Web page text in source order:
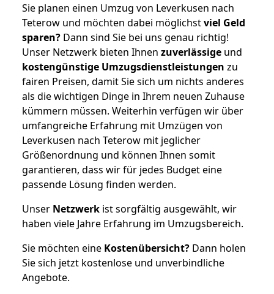
Sie planen einen Umzug von Leverkusen nach
Teterow und möchten dabei möglichstviel Geld
sparen? Dann sind Sie bei uns genau richtig!
Unser Netzwerk bieten Ihnen zuverlässige und
kostengünstige Umzugsdienstleistungen zu
fairen Preisen, damit Sie sich um nichts anderes
als die wichtigen Dinge in Ihrem neuen Zuhause
kümmern müssen. Weiterhin verfügen wir über
umfangreiche Erfahrung mit Umzügen von
Leverkusen nach Teterow mit jeglicher
Größenordnung und können Ihnen somit
garantieren, dass wir für jedes Budget eine
passende Lösung finden werden.
Unser Netzwerk ist sorgfältig ausgewählt, wir
haben viele Jahre Erfahrung im Umzugsbereich.
Sie möchten eine Kostenübersicht? Dann holen
Sie sich jetzt kostenlose und unverbindliche
Angebote.